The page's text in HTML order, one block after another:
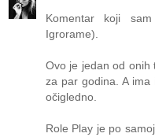
Komentar koji
Igrorame).
Ovo je jedan od onih
za par godina. A ima
očigledno.
Role Play je po